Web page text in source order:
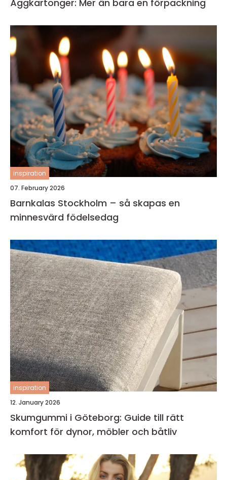
Äggkartonger: Mer än bara en förpackning
inspiration
07. February 2026
Barnkalas Stockholm – så skapas en
minnesvärd födelsedag
inspiration
12. January 2026
Skumgummi i Göteborg: Guide till rätt
komfort för dynor, möbler och båtliv